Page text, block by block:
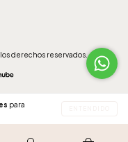
para
derechos reservados.